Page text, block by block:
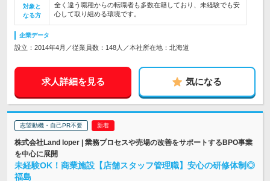
対象と
なる方
全く違う職種からの転職者も多数在籍しており、未経験でも安
心して取り組める環境です。
企業データ
設立：2014年4月／従業員数：148人／本社所在地：北海道
求人詳細を見る 気になる
志望動機・自己PR不要
株式会社Land loper | 業務プロセスや売場の改善をサポートするBPO事業
を中心に展開
未経験OK！商業施設【店舗スタッフ管理職】安心の研修体制◎
福島